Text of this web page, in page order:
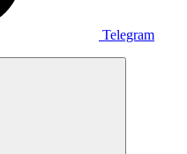
Telegram